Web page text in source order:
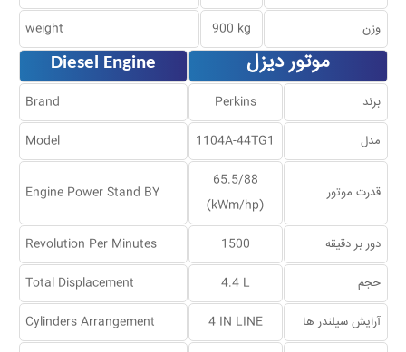
وزن 900 kg
weight
موتور دیزل Diesel Engine
برند Perkins
Brand
مدل 1104A-44TG1
Model
قدرت موتور
65.5/88
(kWm/hp)
Engine Power Stand BY
دور بر دقیقه 1500
Revolution Per Minutes
حجم 4.4 L
Total Displacement
آرایش سیلندر ها 4 IN LINE
Cylinders Arrangement